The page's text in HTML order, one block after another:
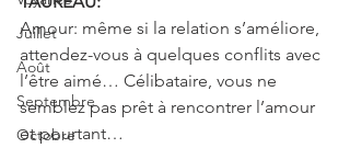
Juillet
Août
Septembre
Octobre
Amour: même si la relation s’améliore,
attendez-vous à quelques conflits avec
l’être aimé… Célibataire, vous ne
semblez pas prêt à rencontrer l’amour
et pourtant…